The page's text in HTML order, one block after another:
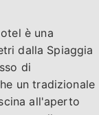
è una
dalla Spiaggia
di
un tradizionale
all'aperto